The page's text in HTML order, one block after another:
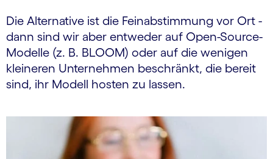
Die Alternative ist die Feinabstimmung vor Ort -
dann sind wir aber entweder auf Open-Source-
Modelle (z. B. BLOOM) oder auf die wenigen
kleineren Unternehmen beschränkt, die bereit
sind, ihr Modell hosten zu lassen.